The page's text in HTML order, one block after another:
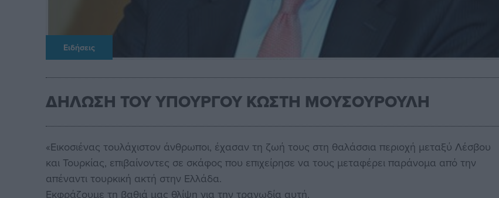
Ειδήσεις
ΔΗΛΩΣΗ ΤΟΥ ΥΠΟΥΡΓΟΥ ΚΩΣΤΗ ΜΟΥΣΟΥΡΟΥΛΗ
«Εικοσιένας τουλάχιστον άνθρωποι, έχασαν τη ζωή τους στη θαλάσσια περιοχή μεταξύ Λέσβου
και Τουρκίας, επιβαίνοντες σε σκάφος που επιχείρησε να τους μεταφέρει παράνομα από την
απέναντι τουρκική ακτή στην Ελλάδα.
Εκφράζουμε τη βαθιά μας θλίψη για την τραγωδία αυτή.